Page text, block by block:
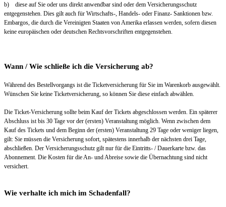
b) diese auf Sie oder uns direkt anwendbar sind oder dem Versicherungsschutz
entgegenstehen. Dies gilt auch für Wirtschafts-, Handels- oder Finanz- Sanktionen bzw.
Embargos, die durch die Vereinigten Staaten von Amerika erlassen werden, sofern diesen
keine europäischen oder deutschen Rechtsvorschriften entgegenstehen.
Wann / Wie schließe ich die Versicherung ab?
Während des Bestellvorgangs ist die Ticketversicherung für Sie im Warenkorb ausgewählt.
Wünschen Sie keine Ticketversicherung, so können Sie diese einfach abwählen.
Die Ticket-Versicherung sollte beim Kauf der Tickets abgeschlossen werden. Ein späterer
Abschluss ist bis 30 Tage vor der (ersten) Veranstaltung möglich. Wenn zwischen dem
Kauf des Tickets und dem Beginn der (ersten) Veranstaltung 29 Tage oder weniger liegen,
gilt: Sie müssen die Versicherung sofort, spätestens innerhalb der nächsten drei Tage,
abschließen. Der Versicherungsschutz gilt nur für die Eintritts- / Dauerkarte bzw. das
Abonnement. Die Kosten für die An- und Abreise sowie die Übernachtung sind nicht
versichert.
Wie verhalte ich mich im Schadenfall?